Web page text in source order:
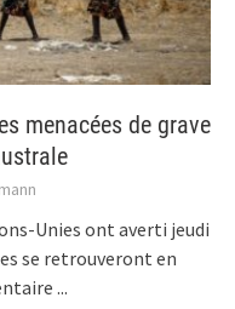
menacées de grave
Unies ont averti jeudi
se retrouveront en
...